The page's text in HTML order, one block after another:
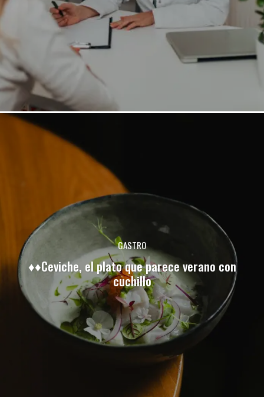
GASTRO
♦♦Ceviche, el plato que parece verano con
cuchillo